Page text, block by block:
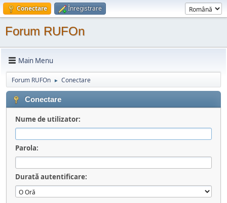
Conectare Înregistrare
Forum RUFOn
Main Menu
Forum RUFOn ► Conectare
Conectare
Nume de utilizator:
Parola:
Durată autentificare: